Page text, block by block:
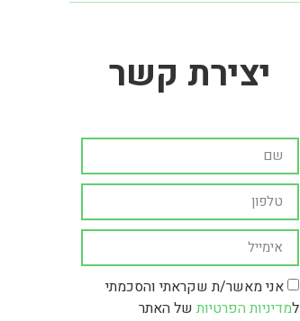
יצירת קשר
אני מאשר/ת שקראתי והסכמתי
למדיניות הפרטיותשל האתר